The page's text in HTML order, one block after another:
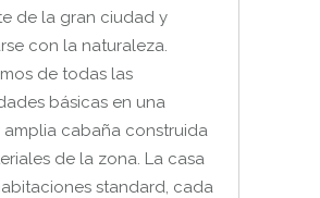
de la gran ciudad y
con la naturaleza.
de todas las
básicas en una
amplia cabaña construida
de la zona. La casa
standard, cada